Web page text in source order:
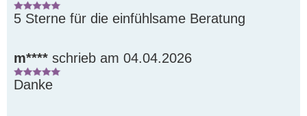
5 Sterne für die einfühlsame Beratung
m**** schrieb am 04.04.2026
Danke